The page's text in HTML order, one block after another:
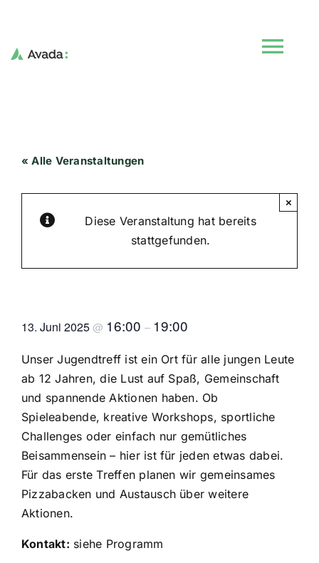
content
Veranstaltungen
Kurse
« Alle Veranstaltungen
Diese Veranstaltung hat bereits
stattgefunden.
×
13. Juni 2025@ 16:00 – 19:00
Unser Jugendtreff ist ein Ort für alle jungen Leute
ab 12 Jahren, die Lust auf Spaß, Gemeinschaft
und spannende Aktionen haben. Ob
Spieleabende, kreative Workshops, sportliche
Challenges oder einfach nur gemütliches
Beisammensein – hier ist für jeden etwas dabei.
Für das erste Treffen planen wir gemeinsames
Pizzabacken und Austausch über weitere
Aktionen.
Kontakt: siehe Programm